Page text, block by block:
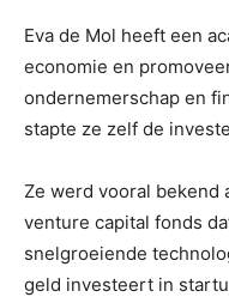
Eva de Mol heeft een
economie en
ondernemerschap en
stapte ze zelf de
Ze werd vooral bekend
venture capital fonds
snelgroeiende
geld investeert in